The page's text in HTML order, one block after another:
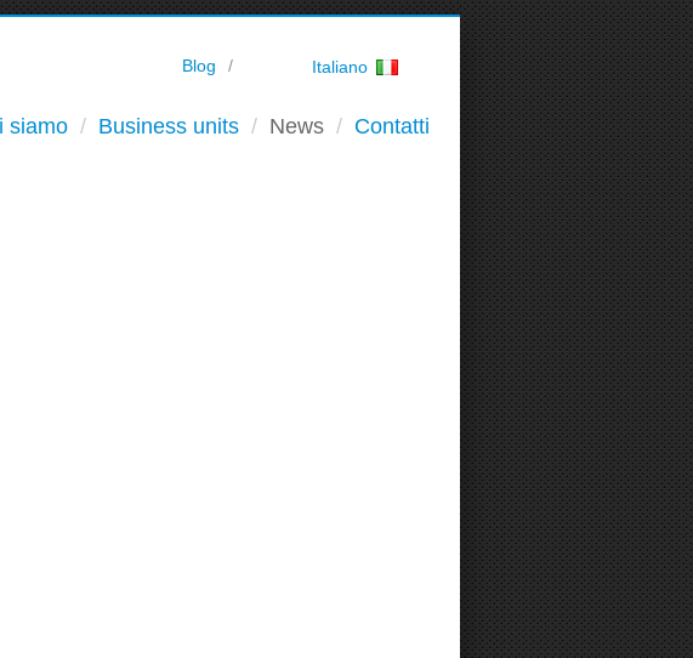
siamo Business units News Contatti
Blog Italiano